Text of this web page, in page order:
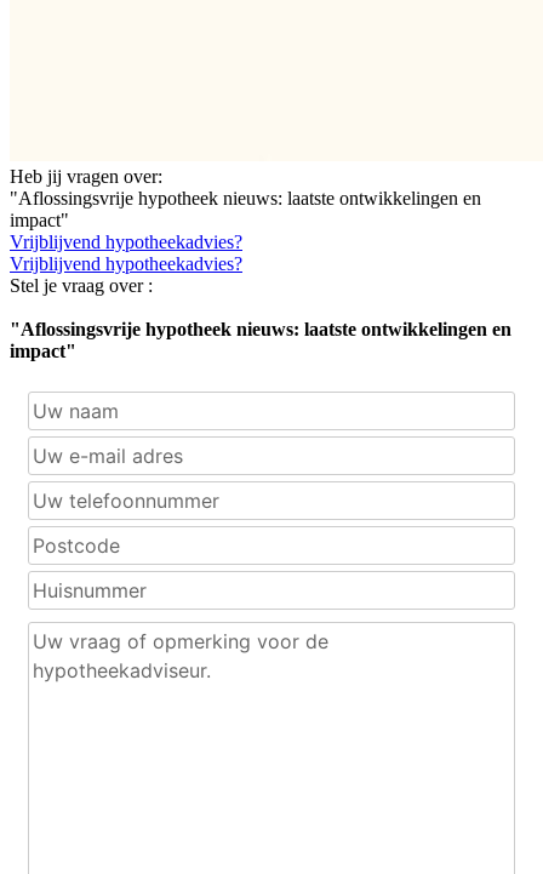
Heb jij vragen over:
"Aflossingsvrije hypotheek nieuws: laatste ontwikkelingen en
impact"
Vrijblijvend hypotheekadvies?
Vrijblijvend hypotheekadvies?
Stel je vraag over :
"Aflossingsvrije hypotheek nieuws: laatste ontwikkelingen en
impact"